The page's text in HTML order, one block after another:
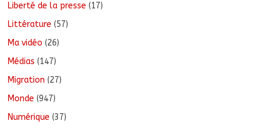
Liberté de la presse (17)
Littérature (57)
Ma vidéo (26)
Médias (147)
Migration (27)
Monde (947)
Numérique (37)